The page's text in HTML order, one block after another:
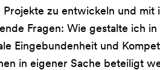
zu entwickeln und mit
Fragen: Wie gestalte ich
Eingebundenheit und
in eigener Sache beteiligt